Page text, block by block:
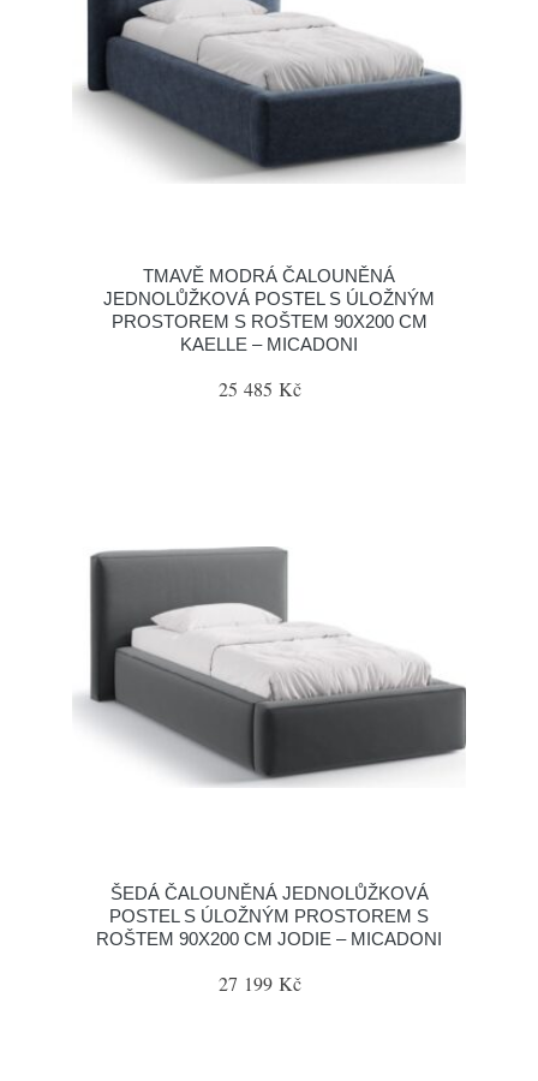
TMAVĚ MODRÁ ČALOUNĚNÁ
JEDNOLŮŽKOVÁ POSTEL S ÚLOŽNÝM
PROSTOREM S ROŠTEM 90X200 CM
KAELLE – MICADONI
25 485 Kč
ŠEDÁ ČALOUNĚNÁ JEDNOLŮŽKOVÁ
POSTEL S ÚLOŽNÝM PROSTOREM S
ROŠTEM 90X200 CM JODIE – MICADONI
27 199 Kč